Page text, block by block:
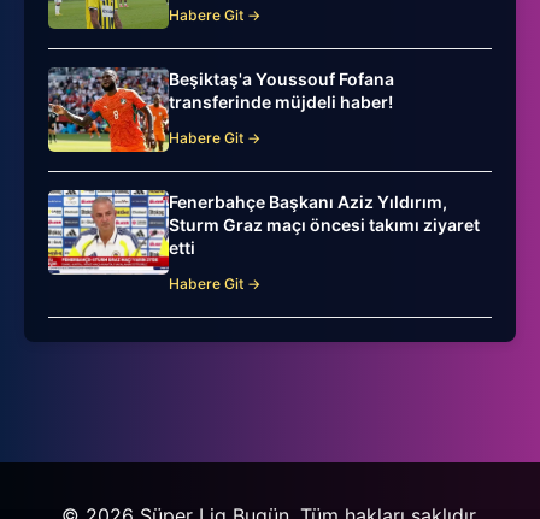
Habere Git →
Beşiktaş'a Youssouf Fofana
transferinde müjdeli haber!
Habere Git →
Fenerbahçe Başkanı Aziz Yıldırım,
Sturm Graz maçı öncesi takımı ziyaret
etti
Habere Git →